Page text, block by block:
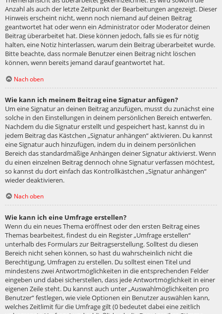
Anzahl als auch der letzte Zeitpunkt der Bearbeitungen angezeigt. Dieser
Hinweis erscheint nicht, wenn noch niemand auf deinen Beitrag
geantwortet hat oder wenn ein Administrator oder Moderator deinen
Beitrag überarbeitet hat. Diese können jedoch, falls sie es für nötig
halten, eine Notiz hinterlassen, warum dein Beitrag überarbeitet wurde.
Bitte beachte, dass normale Benutzer einen Beitrag nicht löschen
können, wenn bereits jemand darauf geantwortet hat.
Nach oben
Wie kann ich meinem Beitrag eine Signatur anfügen?
Um eine Signatur an deinen Beitrag anzufügen, musst du zunächst eine
solche in den Einstellungen in deinem persönlichen Bereich entwerfen.
Nachdem du die Signatur erstellt und gespeichert hast, kannst du in
jedem Beitrag das Kästchen „Signatur anhängen“ aktivieren. Du kannst
eine Signatur auch hinzufügen, indem du in deinem persönlichen
Bereich das standardmäßige Anhängen deiner Signatur aktivierst. Wenn
du einen einzelnen Beitrag dennoch ohne Signatur verfassen möchtest,
so kannst du dort einfach das Kontrollkästchen „Signatur anhängen“
wieder deaktivieren.
Nach oben
Wie kann ich eine Umfrage erstellen?
Wenn du ein neues Thema eröffnest oder den ersten Beitrag eines
Themas bearbeitest, findest du ein Register „Umfrage erstellen“
unterhalb des Formulars zur Beitragserstellung. Solltest du diesen
Bereich nicht sehen können, so hast du wahrscheinlich nicht die
Berechtigung, Umfragen zu erstellen. Du solltest einen Titel und
mindestens zwei Antwortmöglichkeiten in die entsprechenden Felder
eingeben und dabei sicherstellen, dass jede Antwortmöglichkeit in einer
eigenen Zeile steht. Du kannst auch unter „Auswahlmöglichkeiten pro
Benutzer“ festlegen, wie viele Optionen ein Benutzer auswählen kann,
welches Zeitlimit für die Umfrage gilt (0 bedeutet dabei eine zeitlich